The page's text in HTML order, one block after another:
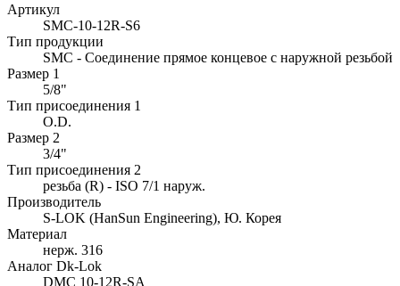
Артикул
SMC-10-12R-S6
Тип продукции
SMC - Соединение прямое концевое с наружной резьбой
Размер 1
5/8"
Тип присоединения 1
O.D.
Размер 2
3/4"
Тип присоединения 2
резьба (R) - ISO 7/1 наруж.
Производитель
S-LOK (HanSun Engineering), Ю. Корея
Материал
нерж. 316
Аналог Dk-Lok
DMC 10-12R-SA